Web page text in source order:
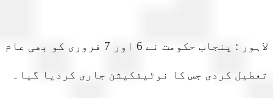
لاہور : پنجاب حکومت نے 6 اور 7 فروری کو بھی عام
کردی جس کا نوٹیفکیشن جاری کردیا گیا۔